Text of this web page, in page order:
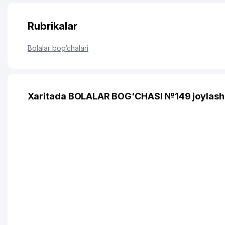
Rubrikalar
Bolalar bog‘chalari
Xaritada BOLALAR BOG'CHASI №149